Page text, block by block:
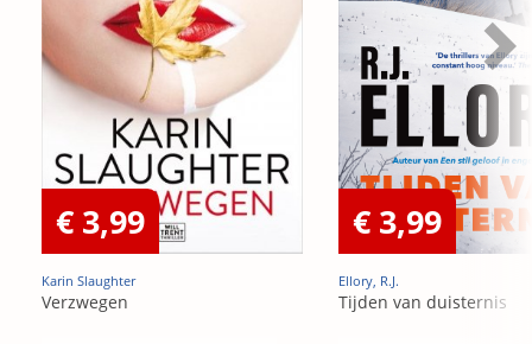
€ 3,99
Karin Slaughter
Verzwegen
€ 3,99
Ellory, R.J.
Tijden van duisternis